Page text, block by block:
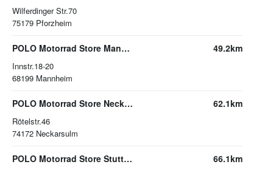
Wilferdinger Str.70
75179 Pforzheim
POLO Motorrad Store Mannheim
Innstr.18-20
68199 Mannheim
49.2km
POLO Motorrad Store Neckarsulm
Rötelstr.46
74172 Neckarsulm
62.1km
POLO Motorrad Store Stuttgart 66.1km